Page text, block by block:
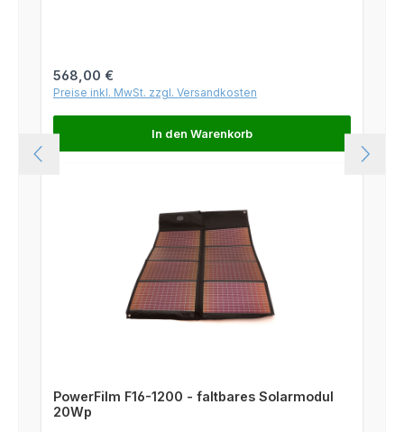
Regulärer Preis:
568,00 €
Preise inkl. MwSt. zzgl. Versandkosten
In den Warenkorb
PowerFilm F16-1200 - faltbares Solarmodul
20Wp